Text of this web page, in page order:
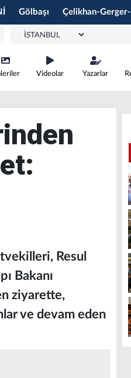
Gölbaşı Çelikhan-
Videolar Yazarlar
Resul
Bakanı
ziyarette,
ve devam eden